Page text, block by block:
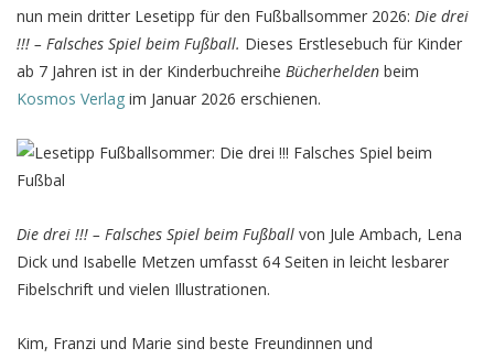
nun mein dritter Lesetipp für den Fußballsommer 2026: Die drei
!!! – Falsches Spiel beim Fußball. Dieses Erstlesebuch für Kinder
ab 7 Jahren ist in der Kinderbuchreihe Bücherhelden beim
Kosmos Verlag im Januar 2026 erschienen.
Die drei !!! – Falsches Spiel beim Fußball von Jule Ambach, Lena
Dick und Isabelle Metzen umfasst 64 Seiten in leicht lesbarer
Fibelschrift und vielen Illustrationen.
Kim, Franzi und Marie sind beste Freundinnen und